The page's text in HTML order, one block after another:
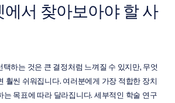
에서 찾아보아야 할 사
택하는 것은 큰 결정처럼 느껴질 수 있지만, 무엇
훨씬 쉬워집니다. 여러분에게 가장 적합한 장치
는 목표에 따라 달라집니다. 세부적인 학술 연구